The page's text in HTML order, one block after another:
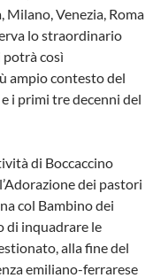
Venezia, Roma
lo straordinario
potrà così
ampio contesto del
i primi tre decenni del
di Boccaccino
dei pastori
col Bambino dei
di inquadrare le
alla fine del
emiliano-ferrarese